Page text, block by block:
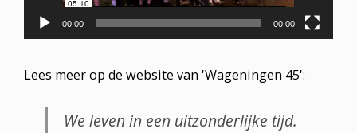
00:00 00:00
Lees meer op de website van 'Wageningen 45':
We leven in een uitzonderlijke tijd.